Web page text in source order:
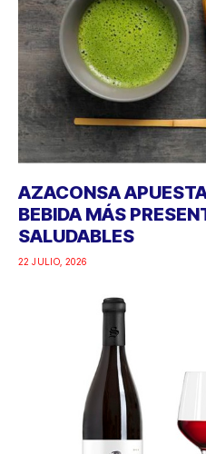
AZACONSA
BEBIDA MÁS
SALUDABLES
22 JULIO, 2026